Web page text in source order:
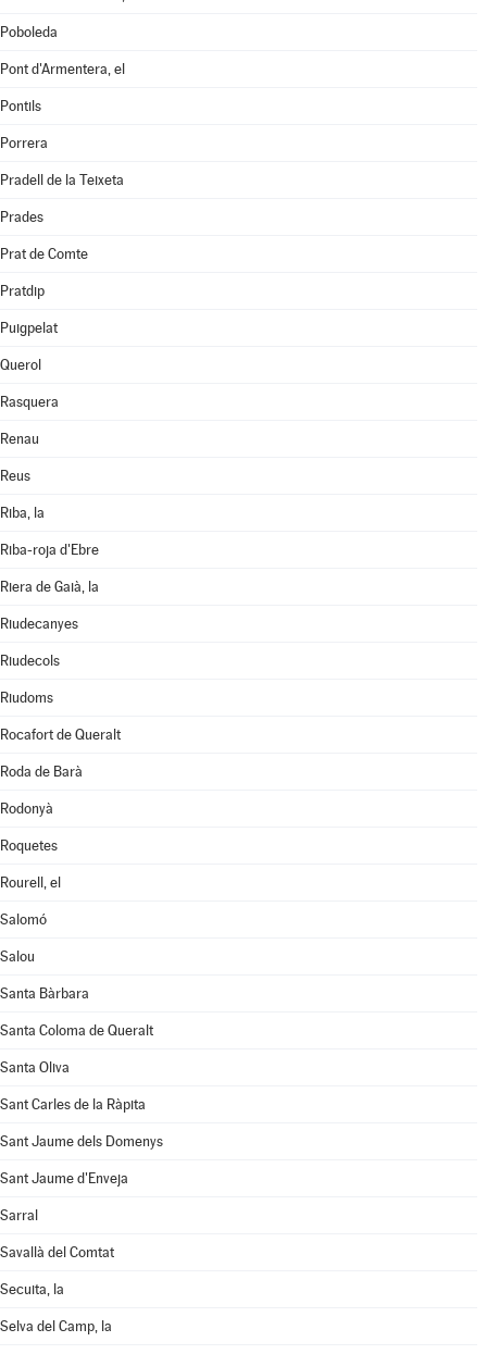
Poboleda
Pont d'Armentera, el
Pontils
Porrera
Pradell de la Teixeta
Prades
Prat de Comte
Pratdip
Puigpelat
Querol
Rasquera
Renau
Reus
Riba, la
Riba-roja d'Ebre
Riera de Gaià, la
Riudecanyes
Riudecols
Riudoms
Rocafort de Queralt
Roda de Barà
Rodonyà
Roquetes
Rourell, el
Salomó
Salou
Santa Bàrbara
Santa Coloma de Queralt
Santa Oliva
Sant Carles de la Ràpita
Sant Jaume dels Domenys
Sant Jaume d'Enveja
Sarral
Savallà del Comtat
Secuita, la
Selva del Camp, la